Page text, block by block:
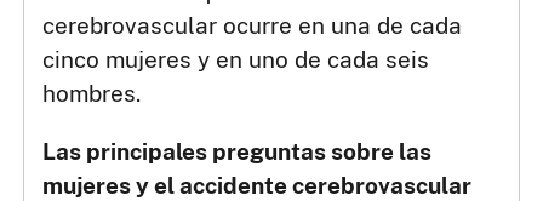
cerebrovascular ocurre en una de cada
cinco mujeres y en uno de cada seis
hombres.
Las principales preguntas sobre las
mujeres y el accidente cerebrovascular